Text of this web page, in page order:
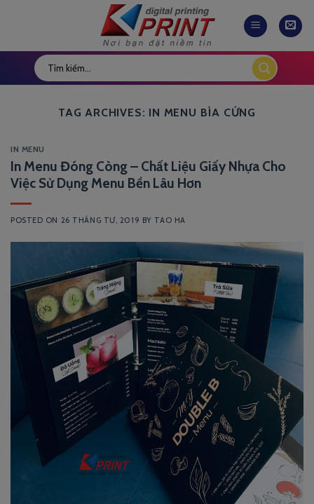
TAG ARCHIVES: IN MENU BÌA CỨNG
IN MENU
In Menu Đóng Còng – Chất Liệu Giấy Nhựa Cho
Việc Sử Dụng Menu Bền Lâu Hơn
POSTED ON 26 THÁNG TƯ, 2019 BY TAO HA